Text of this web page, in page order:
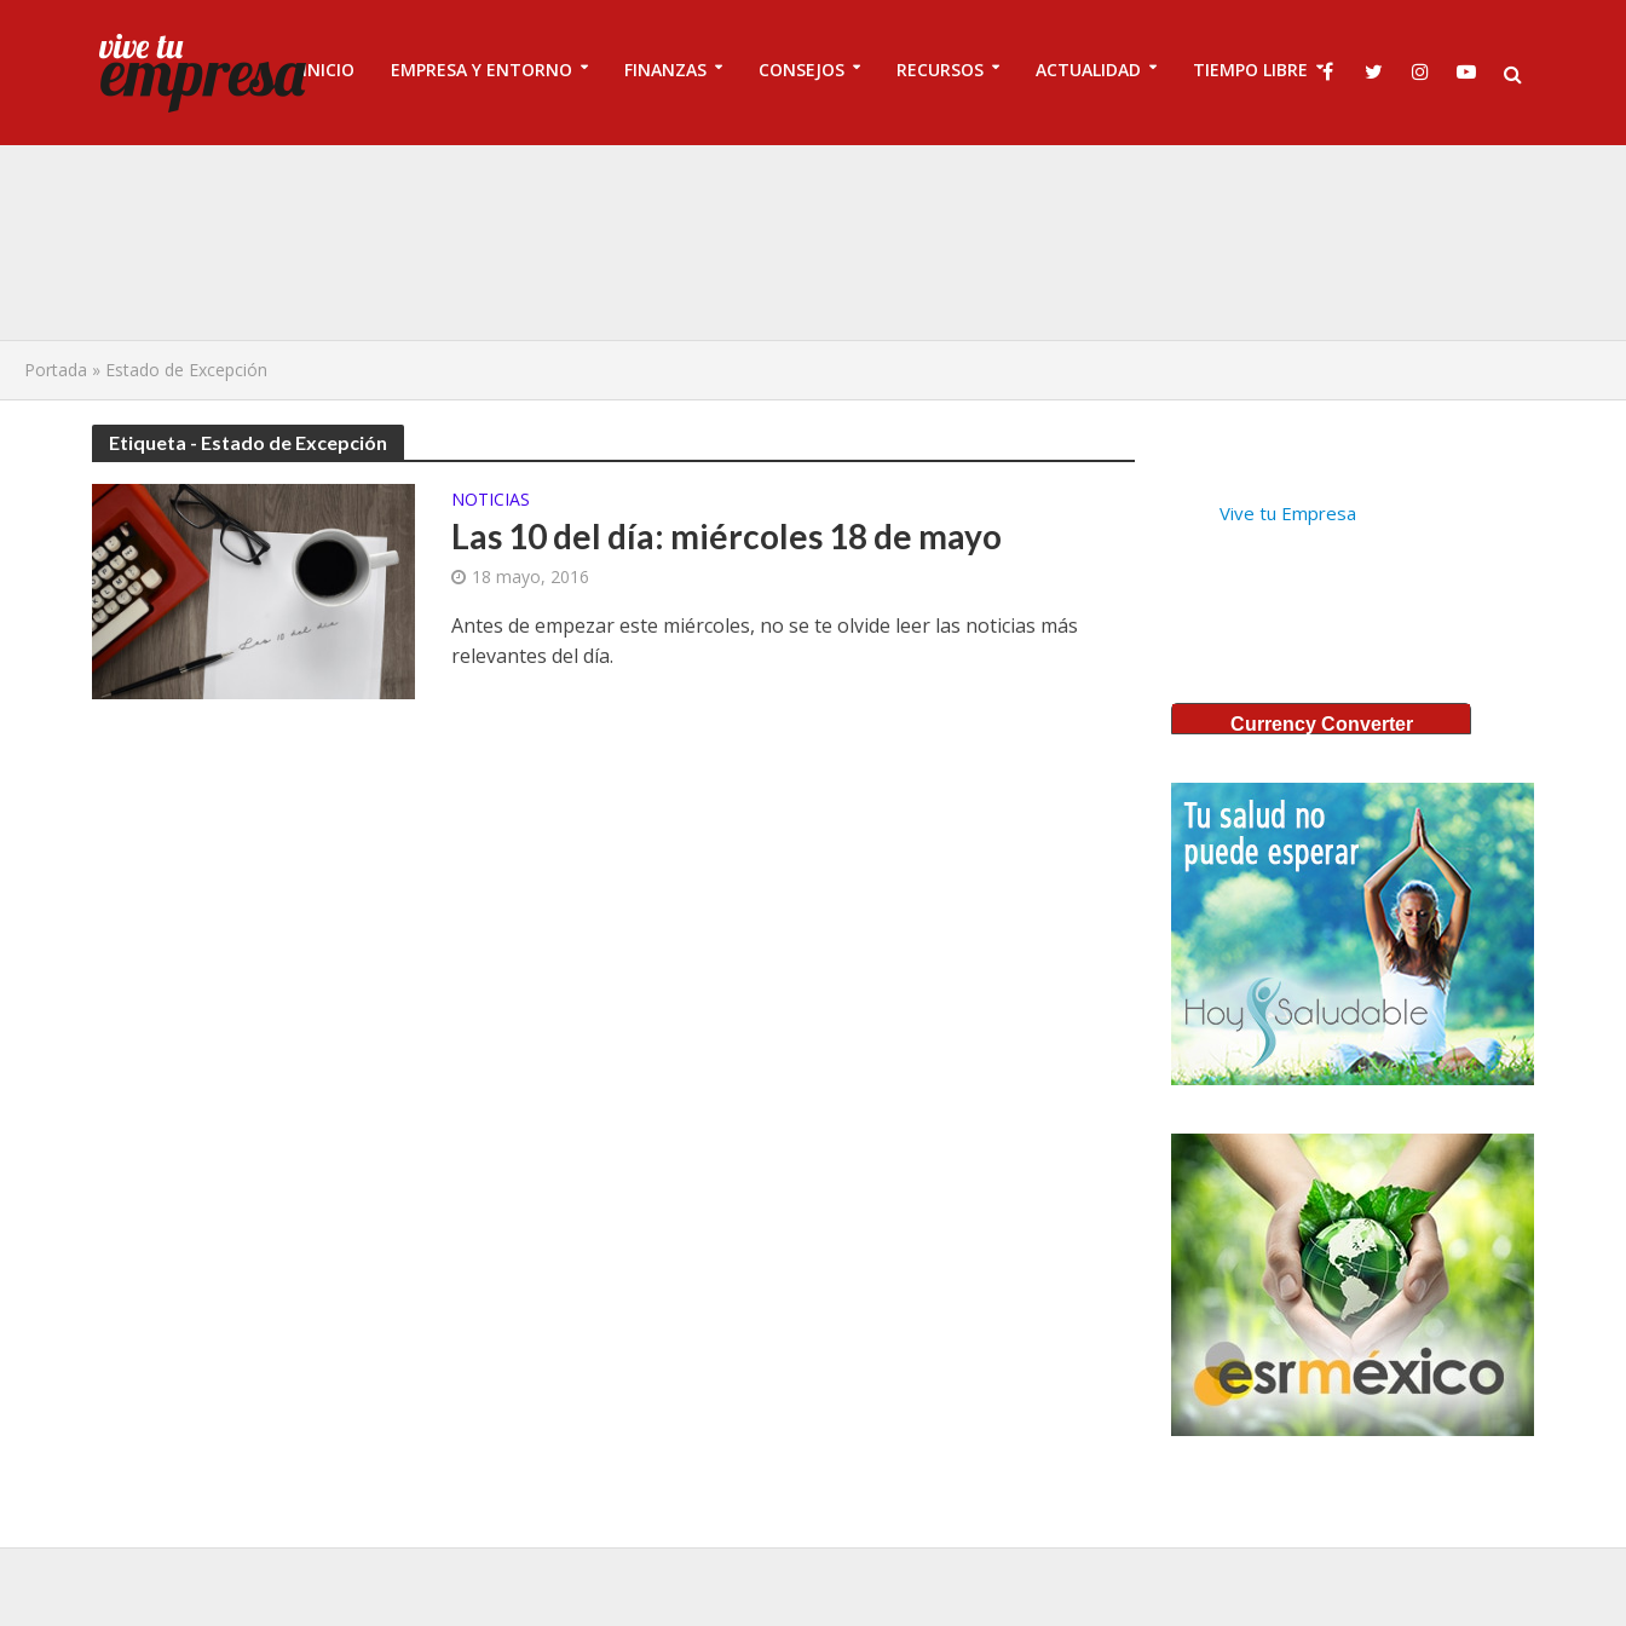
INICIO EMPRESA Y ENTORNO FINANZAS CONSEJOS RECURSOS ACTUALIDAD TIEMPO LIBRE
Portada » Estado de Excepción
Etiqueta - Estado de Excepción
NOTICIAS
Las 10 del día: miércoles 18 de mayo
18 mayo, 2016
Antes de empezar este miércoles, no se te olvide leer las noticias más
relevantes del día.
Vive tu Empresa
Currency Converter